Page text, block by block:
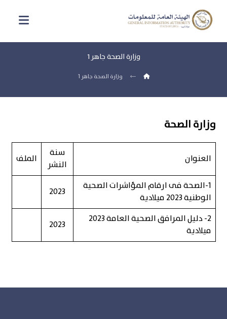
وزارة الصحة جاهر 1
وزارة الصحة جاهر 1
وزارة الصحة
العنوان
سنة
النشر
الملف
1-الصحة فى ارقام المؤاشرات الصحية
الوطنية 2023 ميلادية
2023
2- دليل المرافق الصحية العامة 2023
ميلادية
2023